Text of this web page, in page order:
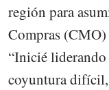
región para
Compras
“Inicié liderando
coyuntura